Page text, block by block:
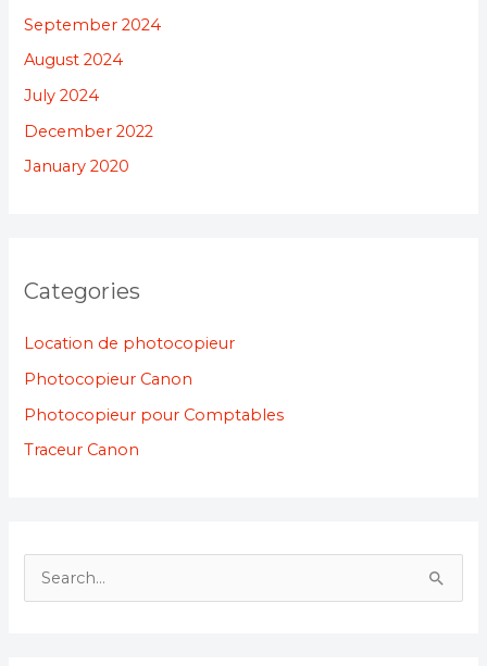
September 2024
August 2024
July 2024
December 2022
January 2020
Categories
Location de photocopieur
Photocopieur Canon
Photocopieur pour Comptables
Traceur Canon